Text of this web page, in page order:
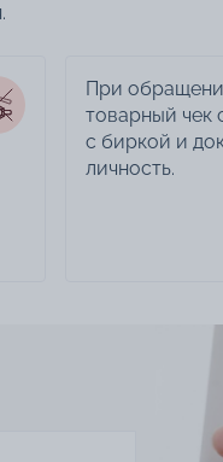
При
товарный чек
с биркой и
личность.